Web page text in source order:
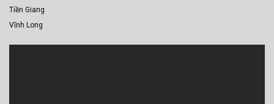
Tiền Giang
Vĩnh Long